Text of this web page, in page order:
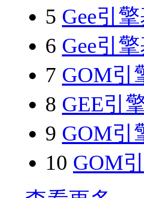
5 Gee引
6 Gee引
7 GOM引
8 GEE引
9 GOM引
10 GOM